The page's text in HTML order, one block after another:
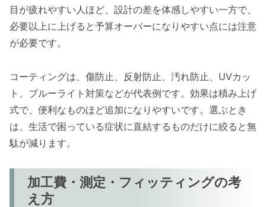
目が疲れやすい人ほど、設計の差を体感しやすい一方で、
必要以上に上げると予算オーバーになりやすい点には注意
が必要です。
コーティングは、傷防止、反射防止、汚れ防止、UVカッ
ト、ブルーライト対策などが代表例です。効果は積み上げ
式で、便利なものほど追加になりやすいです。選ぶとき
は、生活で困っている症状に直結するものだけに絞ると無
駄が減ります。
加工費・測定・フィッティングの考
え方